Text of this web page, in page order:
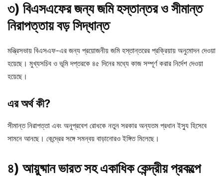
৩) বিএসএফের জন্য জমি হস্তান্তর ও সীমান্ত
নিরাপত্তায় বড় সিদ্ধান্ত
মন্ত্রিসভায় বিএসএফ-এর জন্য প্রয়োজনীয় জমি হস্তান্তরের প্রক্রিয়ায় অনুমোদন দেওয়া
হয়েছে। মুখ্যসচিব ও ভূমি দপ্তরকে ৪৫ দিনের মধ্যে কাজ সম্পূর্ণ করার নির্দেশ দেওয়া
হয়েছে।
এর অর্থ কী?
সীমান্ত নিরাপত্তা এবং অনুপ্রবেশ রোধকে নতুন সরকার অন্যতম প্রধান ইস্যু হিসেবে
সামনে আনছে। কেন্দ্রের সঙ্গে সমন্বয় বাড়ানোরও ইঙ্গিত মিলেছে।
৪) আয়ুষ্মান ভারত সহ একাধিক কেন্দ্রীয় প্রকল্পে